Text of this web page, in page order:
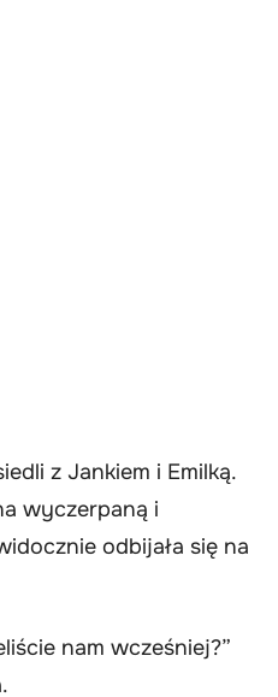
z Jankiem i Emilką.
wyczerpaną i
odbijała się na
nam wcześniej?”